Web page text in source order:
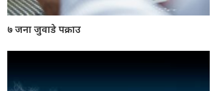
७ जना जुवाडे पक्राउ